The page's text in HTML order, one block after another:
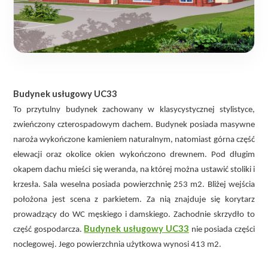
Budynek usługowy UC33
To przytulny budynek zachowany w klasycystycznej stylistyce,
zwieńczony czterospadowym dachem. Budynek posiada masywne
naroża wykończone kamieniem naturalnym, natomiast górna część
elewacji oraz okolice okien wykończono drewnem. Pod długim
okapem dachu mieści się weranda, na której można ustawić stoliki i
krzesła. Sala weselna posiada powierzchnię 253 m2. Bliżej wejścia
położona jest scena z parkietem. Za nią znajduje się korytarz
prowadzący do WC męskiego i damskiego. Zachodnie skrzydło to
część gospodarcza. Budynek usługowy UC33 nie posiada części
noclegowej. Jego powierzchnia użytkowa wynosi 413 m2.